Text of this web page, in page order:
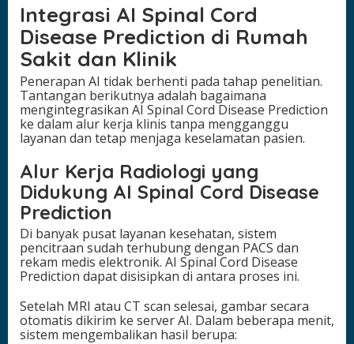
Integrasi AI Spinal Cord
Disease Prediction di Rumah
Sakit dan Klinik
Penerapan AI tidak berhenti pada tahap penelitian.
Tantangan berikutnya adalah bagaimana
mengintegrasikan AI Spinal Cord Disease Prediction
ke dalam alur kerja klinis tanpa mengganggu
layanan dan tetap menjaga keselamatan pasien.
Alur Kerja Radiologi yang
Didukung AI Spinal Cord Disease
Prediction
Di banyak pusat layanan kesehatan, sistem
pencitraan sudah terhubung dengan PACS dan
rekam medis elektronik. AI Spinal Cord Disease
Prediction dapat disisipkan di antara proses ini.
Setelah MRI atau CT scan selesai, gambar secara
otomatis dikirim ke server AI. Dalam beberapa menit,
sistem mengembalikan hasil berupa: